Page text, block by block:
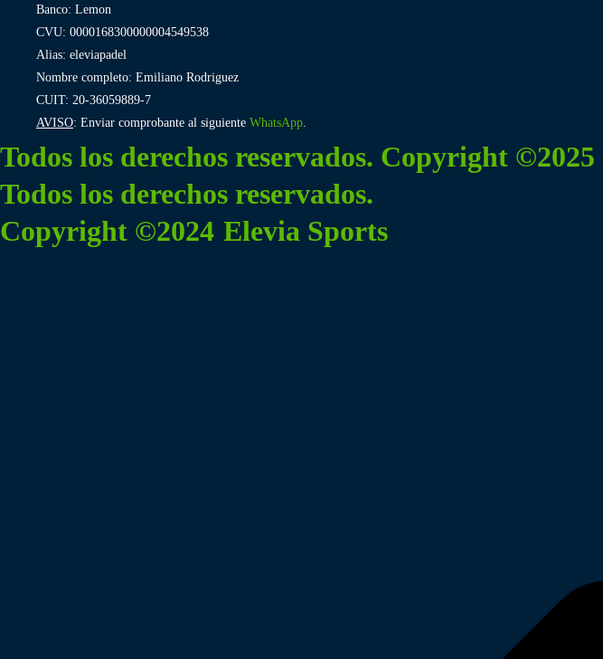
Banco: Lemon
CVU: 0000168300000004549538
Alias: eleviapadel
Nombre completo: Emiliano Rodriguez
CUIT: 20-36059889-7
AVISO: Enviar comprobante al siguiente WhatsApp.
Todos los derechos reservados. Copyright ©2025
Todos los derechos reservados.
Copyright ©2024 Elevia Sports